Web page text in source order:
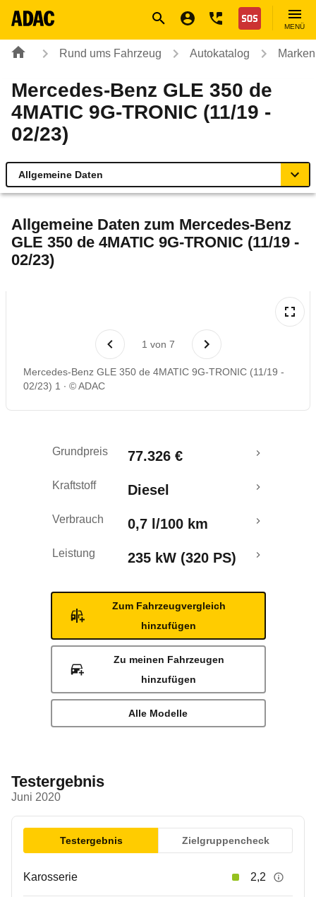
Nothilfe
MENÜ
Rund ums Fahrzeug Autokatalog
Mercedes-Benz GLE 350 de
4MATIC 9G-TRONIC (11/19 -
02/23)
Allgemeine Daten
Technische Daten
Rückrufe & Mängel
Reichweitenrechner
Crashtest
Allgemeine Daten zum Mercedes-Benz
GLE 350 de 4MATIC 9G-TRONIC (11/19 -
02/23)
1 von 7
Mercedes-Benz GLE 350 de 4MATIC 9G-TRONIC (11/19 -
02/23) 1
© ADAC
Grundpreis 77.326 €
Kraftstoff Diesel
Verbrauch 0,7 l/100 km
Leistung 235 kW (320 PS)
Zum Fahrzeugvergleich
hinzufügen
Zu meinen Fahrzeugen
hinzufügen
Alle Modelle
Testergebnis
Juni 2020
Testergebnis Zielgruppencheck
Karosserie 2,2